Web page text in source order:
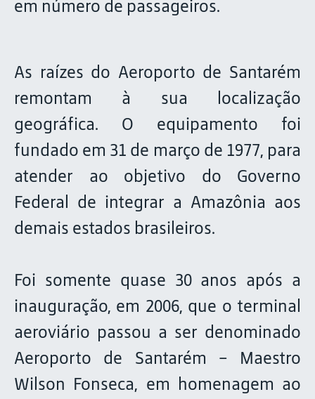
em número de passageiros.
As raízes do Aeroporto de Santarém
remontam à sua localização
geográfica. O equipamento foi
fundado em 31 de março de 1977, para
atender ao objetivo do Governo
Federal de integrar a Amazônia aos
demais estados brasileiros.
Foi somente quase 30 anos após a
inauguração, em 2006, que o terminal
aeroviário passou a ser denominado
Aeroporto de Santarém – Maestro
Wilson Fonseca, em homenagem ao